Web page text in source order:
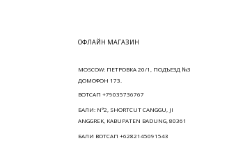
ОФЛАЙН МАГАЗИН
БАЛИ: N°2, SHORTCUT CANGGU, JI
ANGGREK, KABUPATEN BADUNG, 80361
MOSCOW: ПЕТРОВКА 20/1, ПОДЪЕЗД №3
ДОМОФОН 173.
БАЛИ ВОТСАП +6282145091543
ВОТСАП +79035736767